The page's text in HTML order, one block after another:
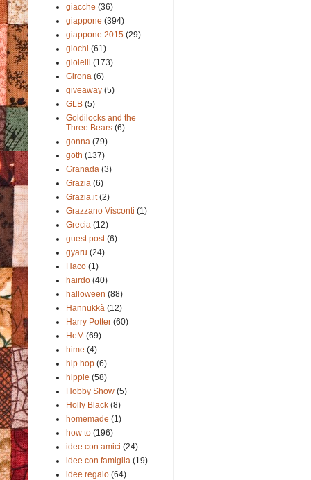
giacche (36)
giappone (394)
giappone 2015 (29)
giochi (61)
gioielli (173)
Girona (6)
giveaway (5)
GLB (5)
Goldilocks and the
Three Bears (6)
gonna (79)
goth (137)
Granada (3)
Grazia (6)
Grazia.it (2)
Grazzano Visconti (1)
Grecia (12)
guest post (6)
gyaru (24)
Haco (1)
hairdo (40)
halloween (88)
Hannukkà (12)
Harry Potter (60)
HeM (69)
hime (4)
hip hop (6)
hippie (58)
Hobby Show (5)
Holly Black (8)
homemade (1)
how to (196)
idee con amici (24)
idee con famiglia (19)
idee regalo (64)